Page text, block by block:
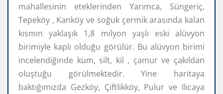
mahallesinin eteklerinden Yarımca, Süngeriç,
Tepeköy , Kanköy ve soğuk çermik arasında kalan
kısmın yaklaşık 1,8 milyon yaşlı eski alüvyon
birimiyle kaplı olduğu görülür. Bu alüvyon birimi
incelendiğinde kum, silt, kil , çamur ve çakıldan
oluştuğu görülmektedir. Yine haritaya
baktığımızda Gezköy, Çiftlikköy, Pulur ve Ilıcaya